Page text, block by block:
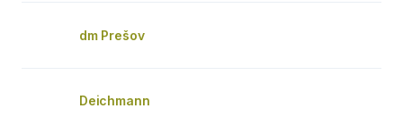
dm Prešov
Deichmann